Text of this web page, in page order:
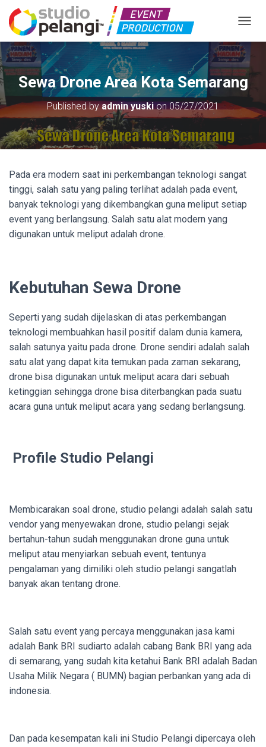
Sewa Drone Area Kota Semarang
Published byadmin yuskion05/27/2021
Pada era modern saat ini perkembangan teknologi sangat
tinggi, salah satu yang paling terlihat adalah pada event,
banyak teknologi yang dikembangkan guna meliput setiap
event yang berlangsung. Salah satu alat modern yang
digunakan untuk meliput adalah drone.
Kebutuhan Sewa Drone
Seperti yang sudah dijelaskan di atas perkembangan
teknologi membuahkan hasil positif dalam dunia kamera,
salah satunya yaitu pada drone. Drone sendiri adalah salah
satu alat yang dapat kita temukan pada zaman sekarang,
drone bisa digunakan untuk meliput acara dari sebuah
ketinggian sehingga drone bisa diterbangkan pada suatu
acara guna untuk meliput acara yang sedang berlangsung.
Profile Studio Pelangi
Membicarakan soal drone, studio pelangi adalah salah satu
vendor yang menyewakan drone, studio pelangi sejak
bertahun-tahun sudah menggunakan drone guna untuk
meliput atau menyiarkan sebuah event, tentunya
pengalaman yang dimiliki oleh studio pelangi sangatlah
banyak akan tentang drone.
Salah satu event yang percaya menggunakan jasa kami
adalah Bank BRI sudiarto adalah cabang Bank BRI yang ada
di semarang, yang sudah kita ketahui Bank BRI adalah Badan
Usaha Milik Negara ( BUMN) bagian perbankan yang ada di
indonesia.
Dan pada kesempatan kali ini Studio Pelangi dipercaya oleh